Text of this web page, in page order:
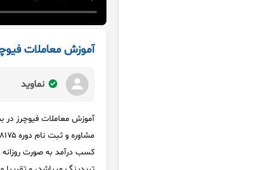
آموزش معاملات
نماوید
آموزش معاملات فیوچرز در